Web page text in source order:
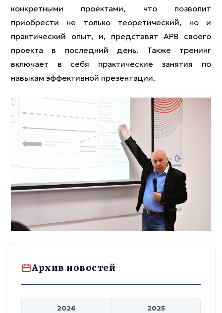
конкретными проектами, что позволит
приобрести не только теоретический, но и
практический опыт, и, представят АРВ своего
проекта в последний день. Также тренинг
включает в себя практические занятия по
навыкам эффективной презентации.
Архив новостей
2026 2025